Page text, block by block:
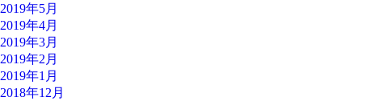
2019年5月
2019年4月
2019年3月
2019年2月
2019年1月
2018年12月